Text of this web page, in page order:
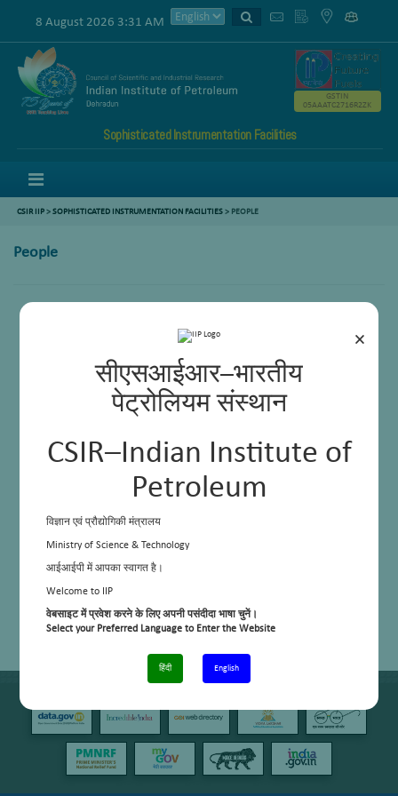
×
सीएसआईआर–भारतीय
पेट्रोलियम संस्थान
CSIR–Indian Institute of
Petroleum
विज्ञान एवं प्रौद्योगिकी मंत्रालय
Ministry of Science & Technology
आईआईपी में आपका स्वागत है।
Welcome to IIP
वेबसाइट में प्रवेश करने के लिए अपनी पसंदीदा भाषा चुनें।
Select your Preferred Language to Enter the Website
हिंदी English
8 August 2026 3:31 AM
Sophisticated Instrumentation Facilities
GSTIN
05AAATC2716R2ZK
CSIR IIP>SOPHISTICATED INSTRUMENTATION FACILITIES> PEOPLE
People